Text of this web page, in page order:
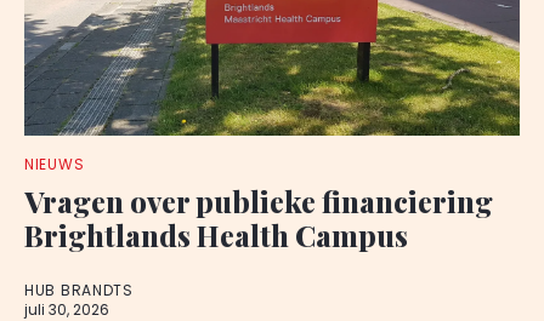
NIEUWS
Vragen over publieke financiering
Brightlands Health Campus
HUB BRANDTS
juli 30, 2026